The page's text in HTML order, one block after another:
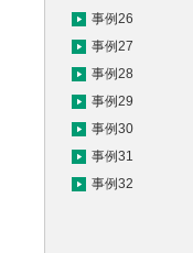
事例26
事例27
事例28
事例29
事例30
事例31
事例32